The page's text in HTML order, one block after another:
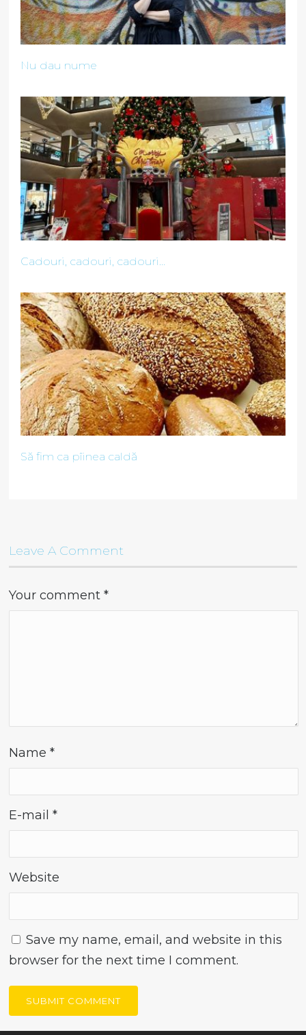
Nu dau nume
Cadouri, cadouri, cadouri...
Să fim ca pîinea caldă
Leave A Comment
Your comment*
Name*
E-mail*
Website
Save my name, email, and website in this
browser for the next time I comment.